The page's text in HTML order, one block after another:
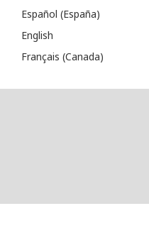
Español (España)
English
Français (Canada)